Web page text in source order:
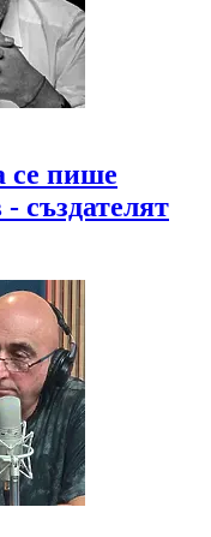
се пише
създателят